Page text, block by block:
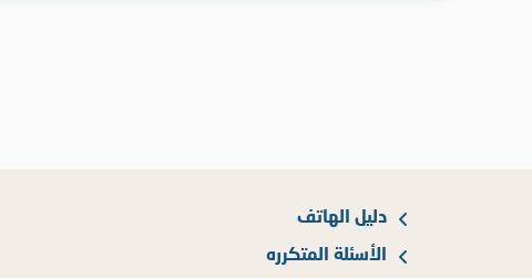
دليل الهاتف
الأسئلة المتكرره